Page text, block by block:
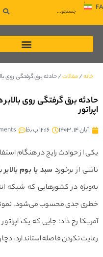
FA
خانه/مقالات/حادثه برق گرفتگی روی
حادثه برق گرفتگی روی
اپراتور
آبان ۱۴, ۱۴۰۳ ۱۲:۱۶ ب٫ظ
یکی از حوادث رایج در هنگام
ناشی از برخورد سبد یا بوم بالابر
به‌ویژه در کشورهایی که شبکه
خطری جدی محسوب می‌شود. نمونه‌ای
آمریکا رخ داد؛ جایی که یک
رعایت نکردن فاصله استاندارد،